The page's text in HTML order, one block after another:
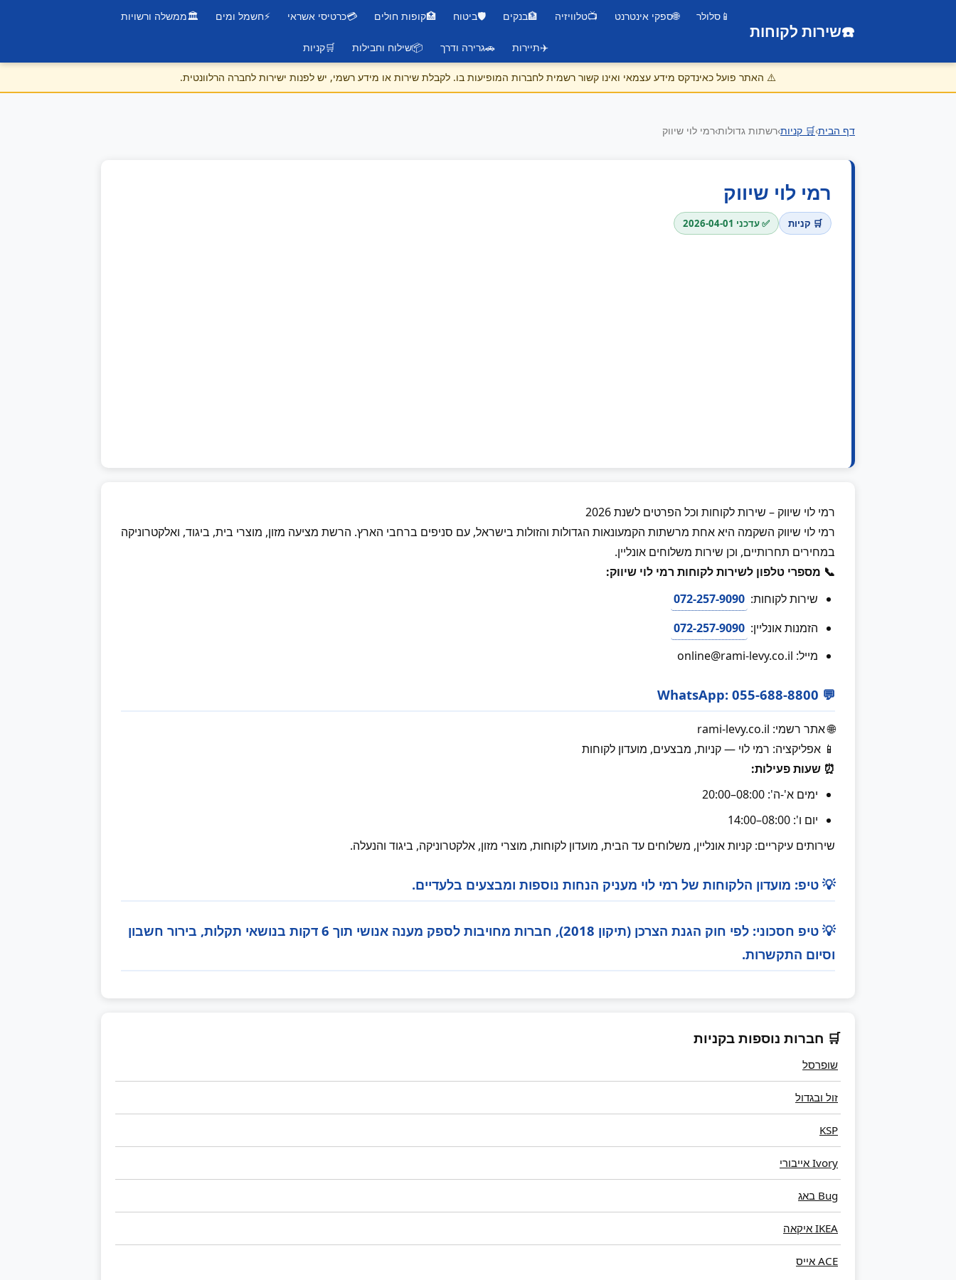
☎️שירות לקוחות
📱סלולר 🌐ספקי אינטרנט 📺טלוויזיה 🏦בנקים 🛡️ביטוח 🏥קופות חולים 💳כרטיסי אשראי ⚡חשמל ומים 🏛️ממשלה ורשויות
✈️תיירות 🚗גרירה ודרך 📦שילוח וחבילות 🛒קניות
⚠️ האתר פועל כאינדקס מידע עצמאי ואינו קשור רשמית לחברות המופיעות בו. לקבלת שירות או מידע רשמי, יש לפנות ישירות לחברה הרלוונטית.
דף הבית›🛒 קניות›רשתות גדולות›רמי לוי שיווק
רמי לוי שיווק
🛒 קניות ✅ עדכני 2026-04-01
רמי לוי שיווק – שירות לקוחות וכל הפרטים לשנת 2026
רמי לוי שיווק השקמה היא אחת מרשתות הקמעונאות הגדולות והזולות בישראל, עם סניפים ברחבי הארץ. הרשת מציעה מזון, מוצרי בית, ביגוד, ואלקטרוניקה
במחירים תחרותיים, וכן שירות משלוחים אונליין.
📞 מספרי טלפון לשירות לקוחות רמי לוי שיווק:
שירות לקוחות: 072-257-9090
הזמנות אונליין: 072-257-9090
מייל: online@rami-levy.co.il
💬 WhatsApp: 055-688-8800
🌐 אתר רשמי: rami-levy.co.il
📱 אפליקציה: רמי לוי — קניות, מבצעים, מועדון לקוחות
⏰ שעות פעילות:
ימים א'-ה': 08:00–20:00
יום ו': 08:00–14:00
שירותים עיקריים: קניות אונליין, משלוחים עד הבית, מועדון לקוחות, מוצרי מזון, אלקטרוניקה, ביגוד והנעלה.
💡 טיפ: מועדון הלקוחות של רמי לוי מעניק הנחות נוספות ומבצעים בלעדיים.
💡 טיפ חסכוני: לפי חוק הגנת הצרכן (תיקון 2018), חברות מחויבות לספק מענה אנושי תוך 6 דקות בנושאי תקלות, בירור חשבון
וסיום התקשרות.
🛒 חברות נוספות בקניות
שופרסל
זול ובגדול
KSP
Ivory אייבורי
Bug באג
IKEA איקאה
ACE אייס